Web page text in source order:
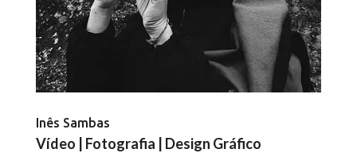
Inês Sambas
Vídeo | Fotografia | Design Gráfico